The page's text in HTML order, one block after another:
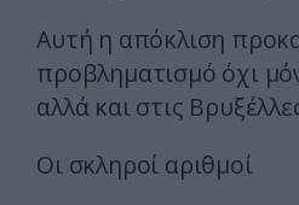
Αυτή η απόκλιση
προβληματισμό όχι
αλλά και στις
Οι σκληροί αριθμοί